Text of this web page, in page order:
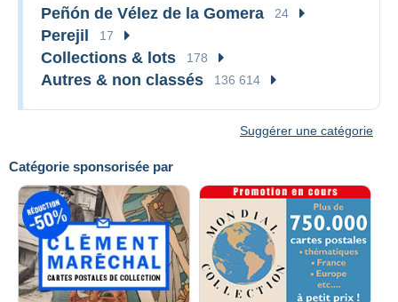
Catégorie sponsorisée par
Peñón de Vélez de la Gomera 24
Perejil 17
Collections & lots 178
Autres & non classés 136 614
Suggérer une catégorie